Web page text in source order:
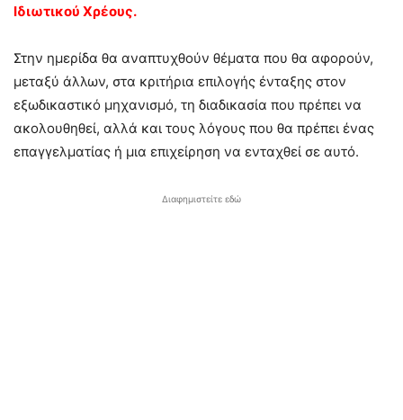
Ιδιωτικού Χρέους.
Στην ημερίδα θα αναπτυχθούν θέματα που θα αφορούν,
μεταξύ άλλων, στα κριτήρια επιλογής ένταξης στον
εξωδικαστικό μηχανισμό, τη διαδικασία που πρέπει να
ακολουθηθεί, αλλά και τους λόγους που θα πρέπει ένας
επαγγελματίας ή μια επιχείρηση να ενταχθεί σε αυτό.
Διαφημιστείτε εδώ